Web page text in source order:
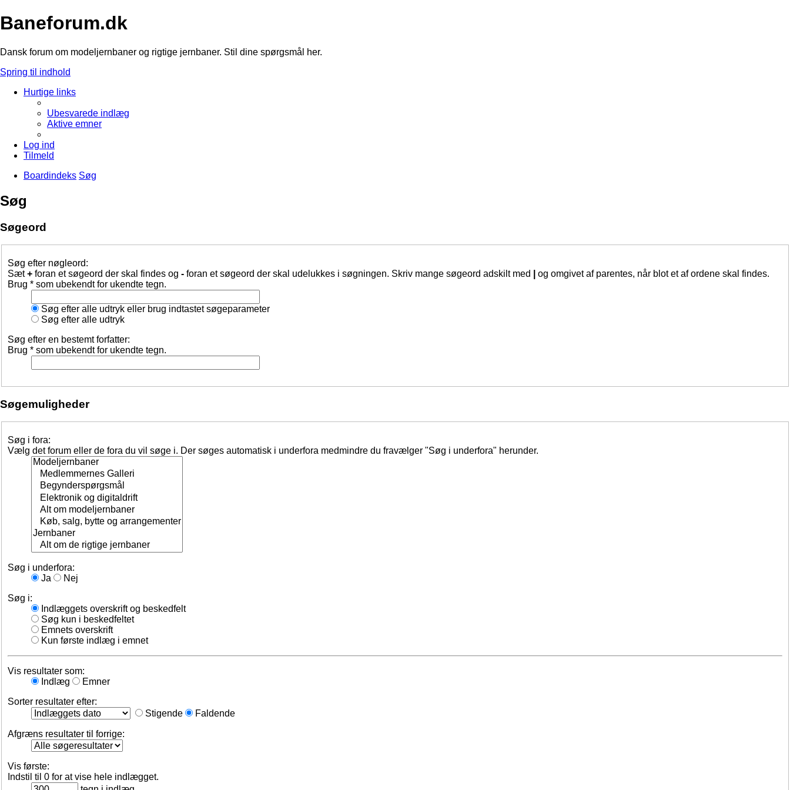
Baneforum.dk
Dansk forum om modeljernbaner og rigtige jernbaner. Stil dine spørgsmål her.
Spring til indhold
Hurtige links
Ubesvarede indlæg
Aktive emner
Log ind
Tilmeld
Boardindeks Søg
Søg
Søgeord
Søg efter nøgleord:
Sæt+ foran et søgeord der skal findes og - foran et søgeord der skal udelukkes i søgningen. Skriv mange søgeord adskilt med
og omgivet af parentes, når blot et af ordene skal findes.
Brug * som ubekendt for ukendte tegn.
Søg efter alle udtryk eller brug indtastet søgeparameter
Søg efter alle udtryk
Søg efter en bestemt forfatter:
Brug * som ubekendt for ukendte tegn.
Søgemuligheder
Søg i fora:
Vælg det forum eller de fora du vil søge i. Der søges automatisk i underfora medmindre du fravælger "Søg i underfora" herunder.
Søg i underfora:
Ja
Nej
Søg i:
Indlæggets overskrift og beskedfelt
Søg kun i beskedfeltet
Emnets overskrift
Kun første indlæg i emnet
Vis resultater som:
Indlæg
Emner
Sorter resultater efter:
Stigende
Faldende
Afgræns resultater til forrige:
Vis første:
Indstil til 0 for at vise hele indlægget.